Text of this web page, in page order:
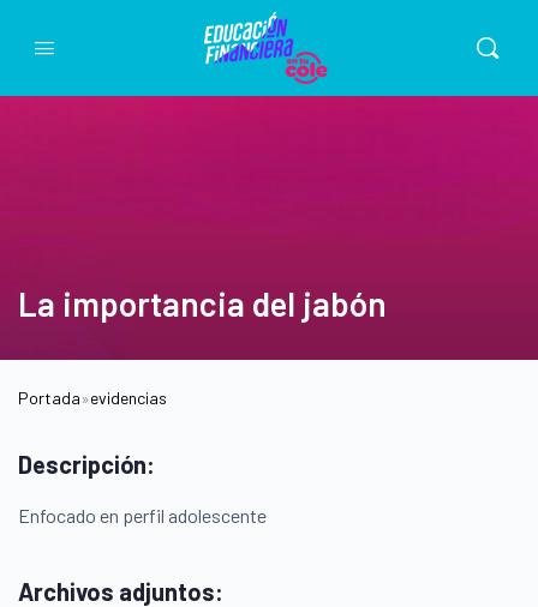
La importancia del jabón
Portada»evidencias
Descripción:
Enfocado en perfil adolescente
Archivos adjuntos: